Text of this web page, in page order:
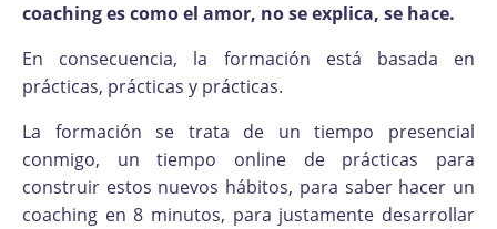
coaching es como el amor, no se explica, se hace.
En consecuencia, la formación está basada en
prácticas, prácticas y prácticas.
La formación se trata de un tiempo presencial
conmigo, un tiempo online de prácticas para
construir estos nuevos hábitos, para saber hacer un
coaching en 8 minutos, para justamente desarrollar